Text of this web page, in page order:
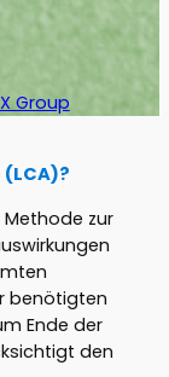
Group
zur
benötigten
Ende der
den